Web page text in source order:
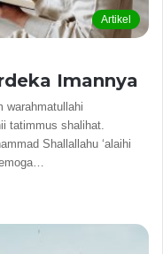
Artikel
Imannya
warahmatullahi
tatimmus shalihat.
Shallallahu ‘alaihi